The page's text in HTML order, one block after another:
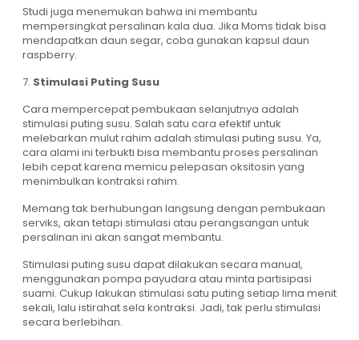
Studi juga menemukan bahwa ini membantu
mempersingkat persalinan kala dua. Jika Moms tidak bisa
mendapatkan daun segar, coba gunakan kapsul daun
raspberry.
7. Stimulasi Puting Susu
Cara mempercepat pembukaan selanjutnya adalah
stimulasi puting susu. Salah satu cara efektif untuk
melebarkan mulut rahim adalah stimulasi puting susu. Ya,
cara alami ini terbukti bisa membantu proses persalinan
lebih cepat karena memicu pelepasan oksitosin yang
menimbulkan kontraksi rahim.
Memang tak berhubungan langsung dengan pembukaan
serviks, akan tetapi stimulasi atau perangsangan untuk
persalinan ini akan sangat membantu.
Stimulasi puting susu dapat dilakukan secara manual,
menggunakan pompa payudara atau minta partisipasi
suami. Cukup lakukan stimulasi satu puting setiap lima menit
sekali, lalu istirahat sela kontraksi. Jadi, tak perlu stimulasi
secara berlebihan.